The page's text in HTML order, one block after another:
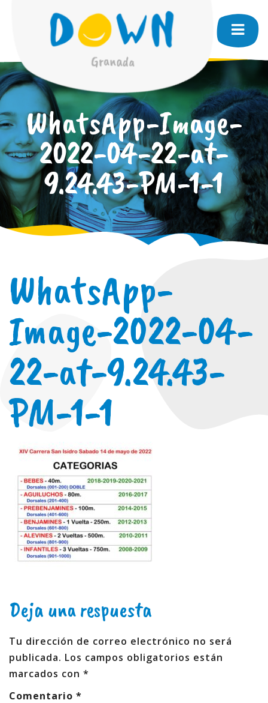
WhatsApp-Image-
2022-04-22-at-
9.24.43-PM-1-1
WhatsApp-
Image-2022-04-
22-at-9.24.43-
PM-1-1
Deja una respuesta
Tu dirección de correo electrónico no será
publicada. Los campos obligatorios están
marcados con *
Comentario *